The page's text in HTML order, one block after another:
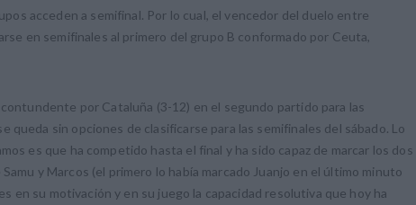
acceden a semifinal. Por lo cual, el vencedor del duelo entre
en semifinales al primero del grupo B conformado por Ceuta,
por Cataluña (3-12) en el segundo partido para las
queda sin opciones de clasificarse para las semifinales del sábado. Lo
es que ha competido hasta el final y ha sido capaz de marcar los dos
y Marcos (el primero lo había marcado Juanjo en el último minuto
en su motivación y en su juego la capacidad resolutiva que hoy ha